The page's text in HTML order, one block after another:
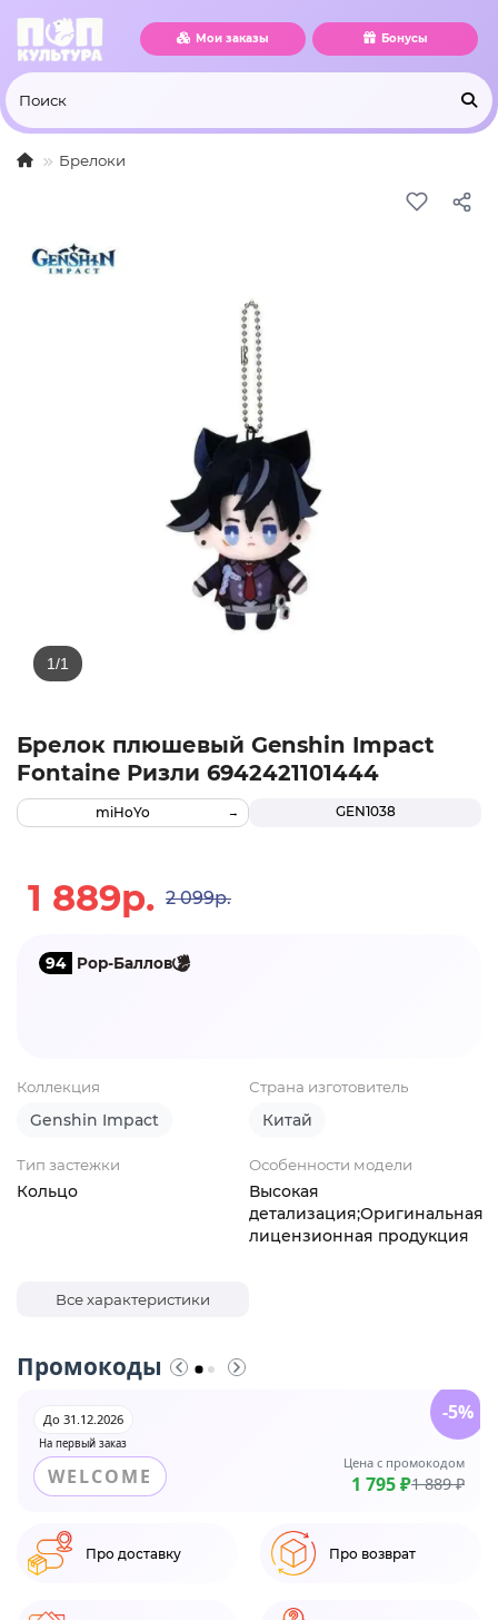
Мои заказы Бонусы
Брелоки
Брелок плюшевый Genshin Impact
Fontaine Ризли 6942421101444
GEN1038
miHoYo
1 889р. 2 099р.
94 Pop-Баллов
Коллекция
Genshin Impact
Страна изготовитель
Китай
Тип застежки
Кольцо
Особенности модели
Высокая
детализация;Оригинальная
лицензионная продукция
Все характеристики
Промокоды
На первый заказ
До 31.12.2026
WELCOME
Цена с промокодом
1 795 ₽1 889 ₽
-5%
Про доставку Про возврат